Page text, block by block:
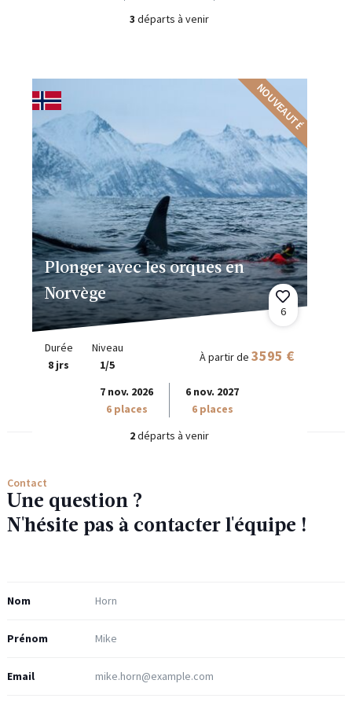
3 départs à venir
NOUVEAUTÉ
Plonger avec les orques en
Norvège
6
Durée
8 jrs
Niveau
1/5
À partir de 3595 €
7 nov. 2026
6 places
6 nov. 2027
6 places
2départs à venir
Contact
Une question ?
N'hésite pas à contacter l'équipe !
Nom
Prénom
Email